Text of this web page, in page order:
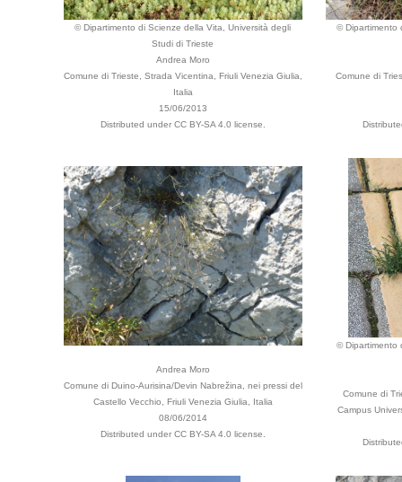
© Dipartimento di Scienze della Vita, Università degli
Studi di Trieste
Andrea Moro
Comune di Trieste, Strada Vicentina, Friuli Venezia Giulia,
Italia
15/06/2013
Distributed under CC BY-SA 4.0 license.
© Dipartimento
Comune di
Andrea Moro
Comune di Duino-Aurisina/Devin Nabrežina, nei pressi del
Castello Vecchio, Friuli Venezia Giulia, Italia
08/06/2014
Distributed under CC BY-SA 4.0 license.
© Dipartimento
Comune di
Campus